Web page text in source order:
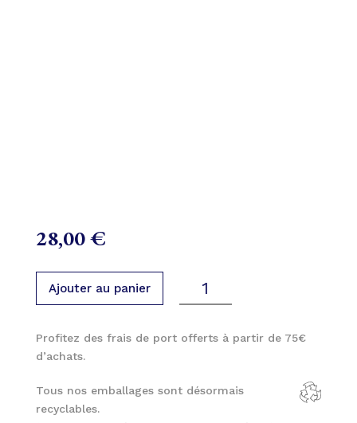
28,00€
quantité
Gommage
Beurre
Ajouter au panier
Profitez des frais de port offerts à partir de 75€
d’achats.
Tous nos emballages sont désormais
recyclables.